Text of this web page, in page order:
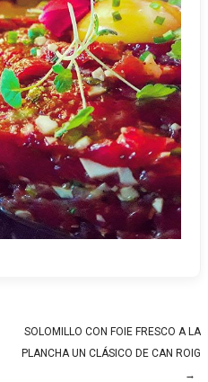
SOLOMILLO CON FOIE FRESCO A LA
PLANCHA UN CLÁSICO DE CAN ROIG
→